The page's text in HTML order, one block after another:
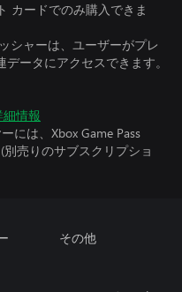
カードでのみ購入できま
シャーは、ユーザーがプレ
ータにアクセスできます。
細情報
には、Xbox Game Pass
売りのサブスクリプショ
その他